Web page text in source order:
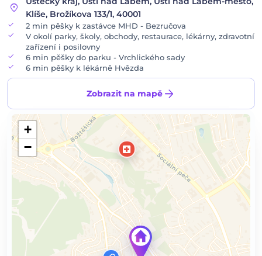
location_on
Klíše, Brožíkova 133/1, 40001
check
2 min pěšky k zastávce MHD - Bezručova
check
V okolí parky, školy, obchody, restaurace, lékárny, zdravotní
zařízení i posilovny
check
6 min pěšky do parku - Vrchlického sady
check
6 min pěšky k lékárně Hvězda
Zobrazit na mapěarrow_forward
+
−